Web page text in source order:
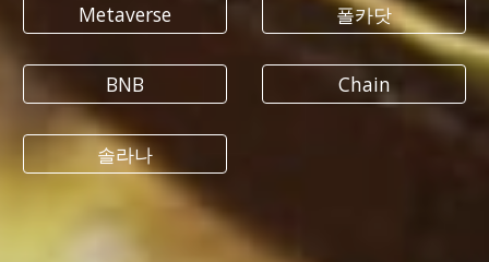
Metaverse
BNB
솔라나
폴카닷
Chain